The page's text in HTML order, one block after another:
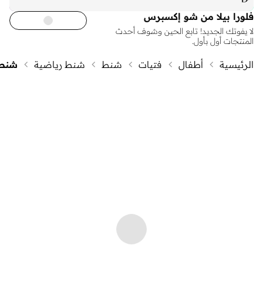
فلورا بيلا من شو إكسبرس
لا يفوتك الجديد! تابع الحين وشوف أحدث
المنتجات أول بأول.
الرئيسية أطفال فتيات شنط شنط رياضية